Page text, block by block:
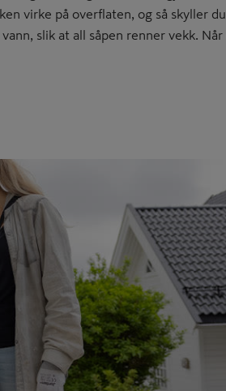
virke på overflaten, og så skyller du
slik at all såpen renner vekk. Når